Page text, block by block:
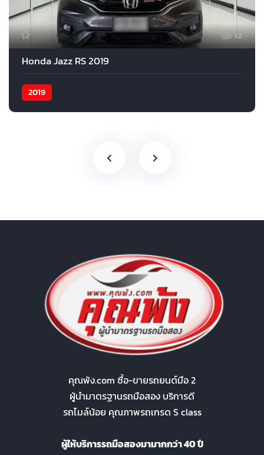
12
Honda Jazz RS 2019
2019
คุณพ้ง.com ซื้อ-ขายรถยนต์มือ 2
ผู้นำมาตรฐานรถมือสอง บริการดี
รถไมล์น้อย คุณภาพรถเกรด S class
ผู้ให้บริการรถมือสองมามากกว่า 40 ปี